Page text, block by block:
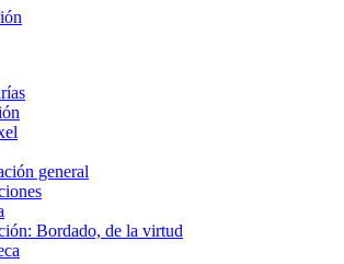
general
Bordado, de la virtud